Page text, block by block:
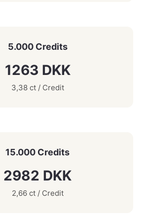
5.000 Credits
1263 DKK
3,38 ct / Credit
15.000 Credits
2982 DKK
2,66 ct / Credit